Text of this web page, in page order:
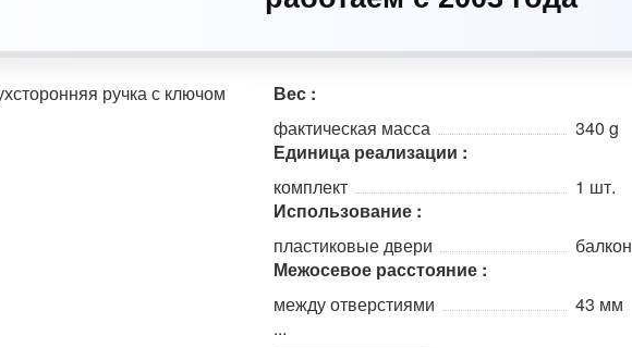
Вес :
фактическая масса
340 g
Единица реализации :
комплект
1 шт.
Использование :
пластиковые двери
балкон
Межосевое расстояние :
между отверстиями
43 мм
...